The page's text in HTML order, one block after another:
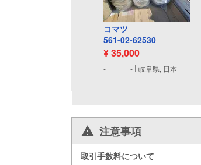
コマツ
561-02-62530
¥ 35,000
- - 岐阜県, 日本
注意事項
取引手数料について